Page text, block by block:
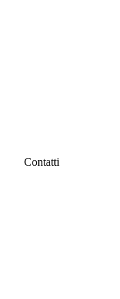
Contatti